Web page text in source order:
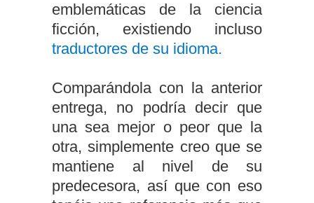
emblemáticas de la ciencia
ficción, existiendo incluso
traductores de su idioma.
Comparándola con la anterior
entrega, no podría decir que
una sea mejor o peor que la
otra, simplemente creo que se
mantiene al nivel de su
predecesora, así que con eso